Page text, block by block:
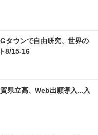
タウンで自由研究、世界の
8/15-16
県立高、Web出願導入...入